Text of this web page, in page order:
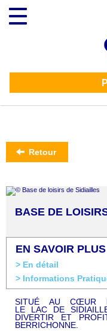
contenu
principal
Toggle
navigation
Retour
BASE DE
EN SAVOIR PLUS
> En détail
> Informations
SITUÉ AU CŒUR
LE LAC DE
DIVERTIR ET
BERRICHONNE.